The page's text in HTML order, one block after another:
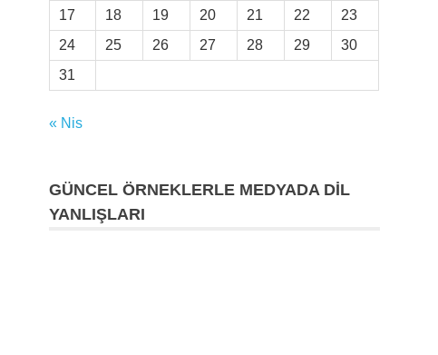
17
18 19 20 21 22
23
24
25 26 27 28 29
30
31
« Nis
GÜNCEL ÖRNEKLERLE MEDYADA DİL
YANLIŞLARI